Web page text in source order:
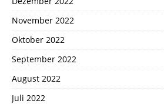
November 2022
Oktober 2022
September 2022
August 2022
Juli 2022